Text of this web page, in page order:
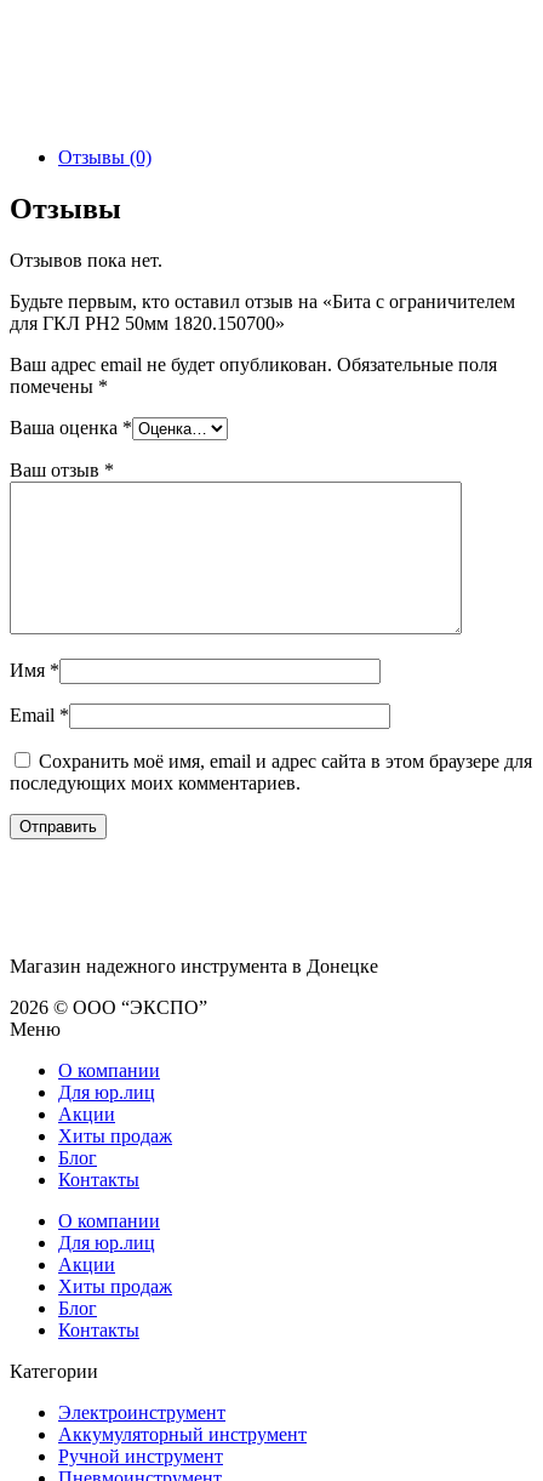
Отзывы (0)
Отзывы
Отзывов пока нет.
Будьте первым, кто оставил отзыв на «Бита с ограничителем
для ГКЛ РН2 50мм 1820.150700»
Ваш адрес email не будет опубликован. Обязательные поля
помечены *
Ваша оценка *
Ваш отзыв *
Имя *
Email *
Сохранить моё имя, email и адрес сайта в этом браузере для
последующих моих комментариев.
Магазин надежного инструмента в Донецке
2026 © ООО “ЭКСПО”
Меню
О компании
Для юр.лиц
Акции
Хиты продаж
Блог
Контакты
О компании
Для юр.лиц
Акции
Хиты продаж
Блог
Контакты
Категории
Электроинструмент
Аккумуляторный инструмент
Ручной инструмент